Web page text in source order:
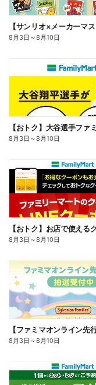
8月3日 ～8月10日
8月3日 ～8月10日
8月3日 ～8月10日
8月3日 ～8月10日